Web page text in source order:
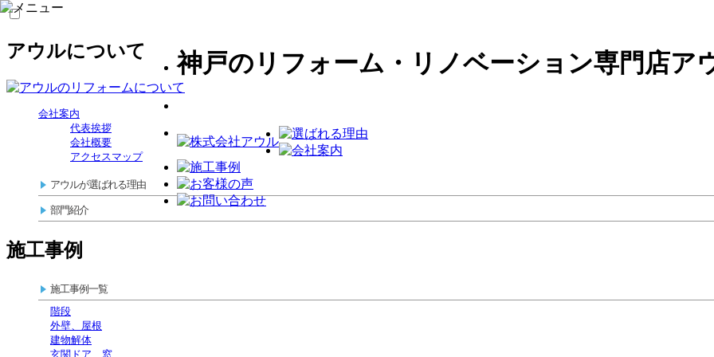
神戸のリフォーム・リノベーション専門店ア
アウルについて
会社案内
代表挨拶
会社概要
アクセスマップ
アウルが選ばれる理由
部門紹介
施工事例
施工事例一覧
階段
外壁、屋根
建物解体
玄関ドア、窓